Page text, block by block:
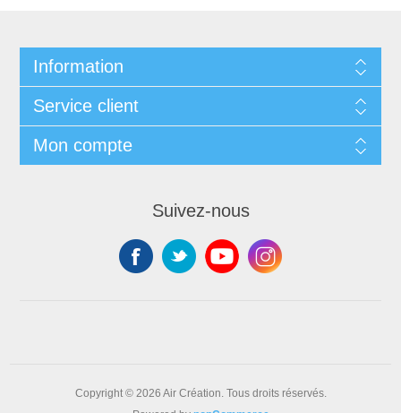
Information
Service client
Mon compte
Suivez-nous
Copyright © 2026 Air Création. Tous droits réservés.